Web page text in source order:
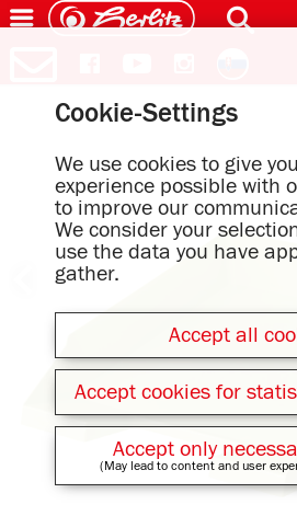
Cookie-Settings
We use cookies to give
experience possible with
to improve our
We consider your
use the data you have
gather.
Accept all
Accept cookies for
Accept only
(May lead to content and user